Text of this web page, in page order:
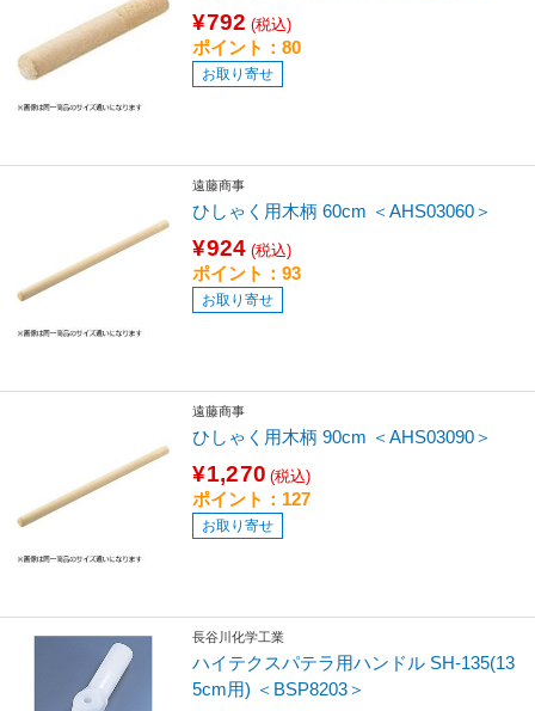
¥792 (税込)
ポイント：80
お取り寄せ
遠藤商事
ひしゃく用木柄 60cm ＜AHS03060＞
¥924 (税込)
ポイント：93
お取り寄せ
遠藤商事
ひしゃく用木柄 90cm ＜AHS03090＞
¥1,270 (税込)
ポイント：127
お取り寄せ
長谷川化学工業
ハイテクスパテラ用ハンドル SH-135(13
5cm用) ＜BSP8203＞